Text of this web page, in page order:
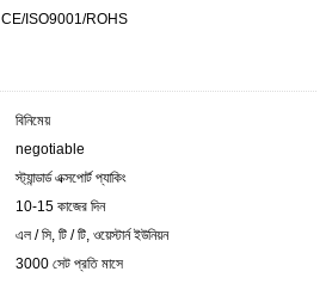
CE/ISO9001/ROHS
বিনিমেয়
negotiable
স্ট্যান্ডার্ড এক্সপোর্ট প্যাকিং
10-15 কাজের দিন
এল / সি, টি / টি, ওয়েস্টার্ন ইউনিয়ন
3000 সেট প্রতি মাসে